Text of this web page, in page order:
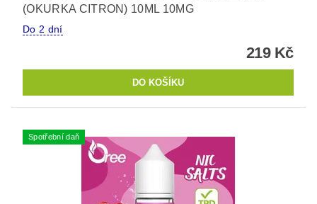
(OKURKA CITRON) 10ML 10MG
Do 2 dní
219 Kč
Spotřební daň